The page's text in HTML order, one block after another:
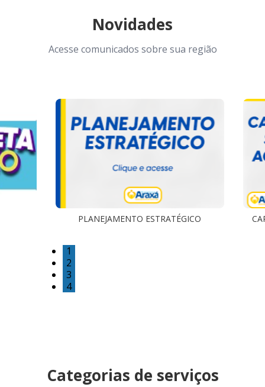
Novidades
Acesse comunicados sobre sua região
PLANEJAMENTO ESTRATÉGICO
1
2
3
4
Categorias de serviços